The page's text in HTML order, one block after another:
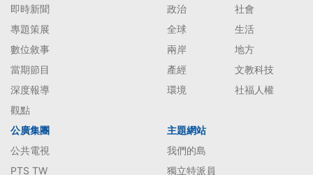
即時新聞
專題策展
數位敘事
當期節目
深度報導
觀點
政治
社會
全球
生活
兩岸
地方
產經
文教科技
環境
社福人權
公廣集團
公共電視
PTS TW
主題網站
我們的島
獨立特派員